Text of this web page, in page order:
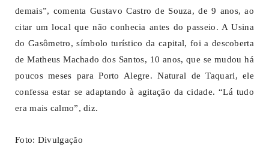
demais”, comenta Gustavo Castro de Souza, de 9 anos, ao
citar um local que não conhecia antes do passeio. A Usina
do Gasômetro, símbolo turístico da capital, foi a descoberta
de Matheus Machado dos Santos, 10 anos, que se mudou há
poucos meses para Porto Alegre. Natural de Taquari, ele
confessa estar se adaptando à agitação da cidade. “Lá tudo
era mais calmo”, diz.
Foto: Divulgação